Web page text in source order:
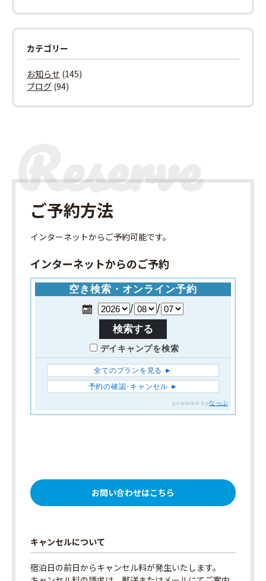
カテゴリー
お知らせ (145)
ブログ (94)
ご予約方法
インターネットからご予約可能です。
インターネットからのご予約
お問い合わせはこちら
キャンセルについて
宿泊日の前日からキャンセル料が発生いたします。